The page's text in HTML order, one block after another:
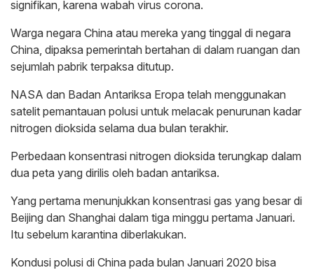
signifikan, karena wabah virus corona.
Warga negara China atau mereka yang tinggal di negara
China, dipaksa pemerintah bertahan di dalam ruangan dan
sejumlah pabrik terpaksa ditutup.
NASA dan Badan Antariksa Eropa telah menggunakan
satelit pemantauan polusi untuk melacak penurunan kadar
nitrogen dioksida selama dua bulan terakhir.
Perbedaan konsentrasi nitrogen dioksida terungkap dalam
dua peta yang dirilis oleh badan antariksa.
Yang pertama menunjukkan konsentrasi gas yang besar di
Beijing dan Shanghai dalam tiga minggu pertama Januari.
Itu sebelum karantina diberlakukan.
Kondusi polusi di China pada bulan Januari 2020 bisa